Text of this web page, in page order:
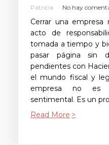
Patricia No hay
Cerrar una
acto de
tomada a tiempo y
pasar página sin
pendientes con
el mundo fiscal y
empresa no es
sentimental. Es un
Read More